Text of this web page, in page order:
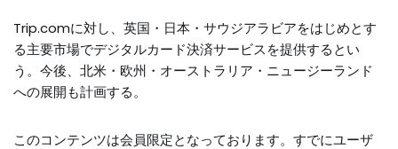
Trip.comに対し、英国・日本・サウジアラビアをはじめとす
る主要市場でデジタルカード決済サービスを提供するとい
う。今後、北米・欧州・オーストラリア・ニュージーランド
への展開も計画する。
このコンテンツは会員限定となっております。すでにユーザ